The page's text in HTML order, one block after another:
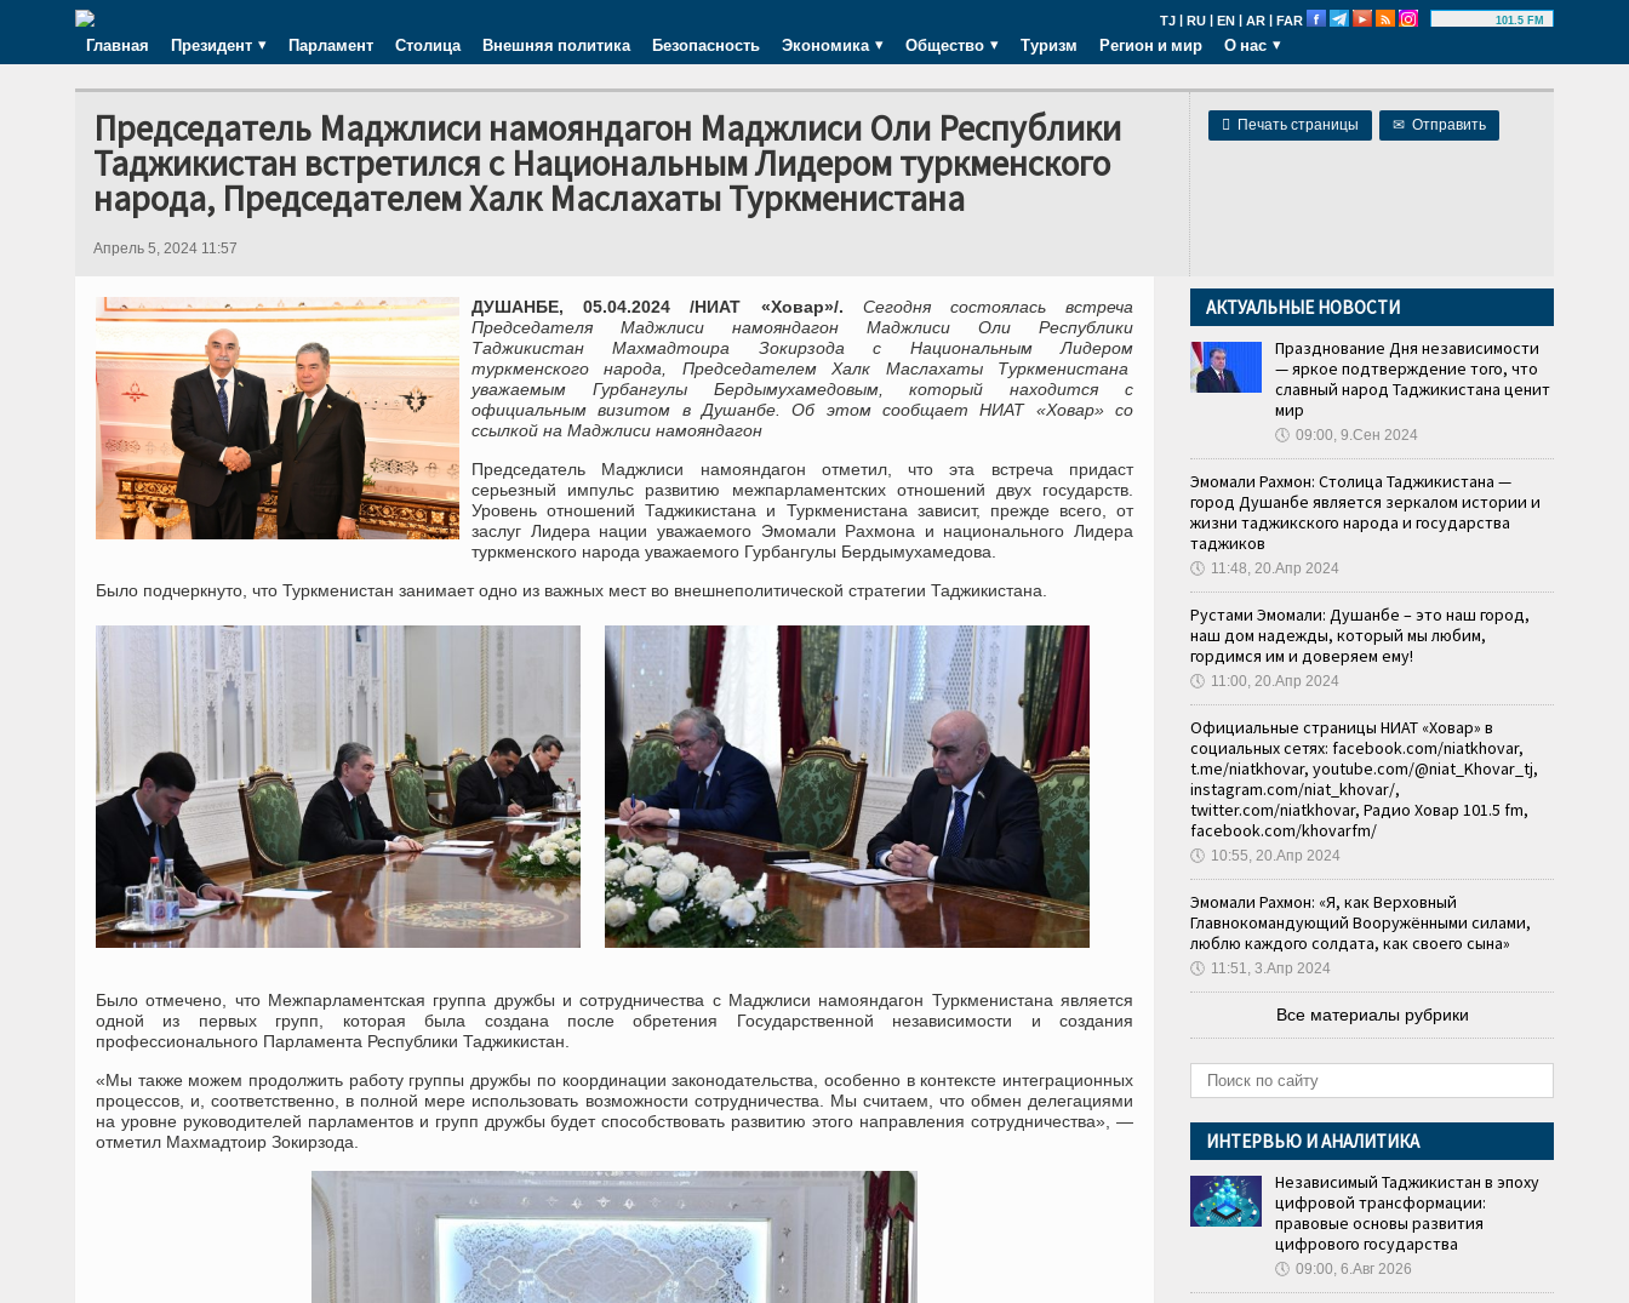
TJ | RU | EN | AR | FAR 101.5 FM
Главная Президент Парламент Столица Внешняя политика Безопасность Экономика Общество Туризм Регион и мир О нас
 Печать страницы ✉ Отправить
Председатель Маджлиси намояндагон Маджлиси Оли Республики
Таджикистан встретился с Национальным Лидером туркменского
народа, Председателем Халк Маслахаты Туркменистана
Апрель 5, 2024 11:57
ДУШАНБЕ, 05.04.2024 /НИАТ «Ховар»/.
Сегодня состоялась встреча
Председателя Маджлиси намояндагон Маджлиси Оли Республики
Таджикистан Махмадтоира Зокирзода с Национальным Лидером
туркменского народа, Председателем Халк Маслахаты Туркменистана
уважаемым Гурбангулы Бердымухамедовым, который находится с
официальным визитом в Душанбе. Об этом сообщает НИАТ «Ховар» со
ссылкой на Маджлиси намояндагон
Председатель Маджлиси намояндагон отметил, что эта встреча придаст
серьезный импульс развитию межпарламентских отношений двух государств.
Уровень отношений Таджикистана и Туркменистана зависит, прежде всего, от
заслуг Лидера нации уважаемого Эмомали Рахмона и национального Лидера
туркменского народа уважаемого Гурбангулы Бердымухамедова.
Было подчеркнуто, что Туркменистан занимает одно из важных мест во внешнеполитической стратегии Таджикистана.
Было отмечено, что Межпарламентская группа дружбы и сотрудничества с Маджлиси намояндагон Туркменистана является
одной из первых групп, которая была создана после обретения Государственной независимости и создания
профессионального Парламента Республики Таджикистан.
«Мы также можем продолжить работу группы дружбы по координации законодательства, особенно в контексте интеграционных
процессов, и, соответственно, в полной мере использовать возможности сотрудничества. Мы считаем, что обмен делегациями
на уровне руководителей парламентов и групп дружбы будет способствовать развитию этого направления сотрудничества», —
отметил Махмадтоир Зокирзода.
АКТУАЛЬНЫЕ НОВОСТИ
Празднование Дня независимости
— яркое подтверждение того, что
славный народ Таджикистана ценит
мир
🕔 09:00, 9.Сен 2024
Эмомали Рахмон: Столица Таджикистана —
город Душанбе является зеркалом истории и
жизни таджикского народа и государства
таджиков
🕔 11:48, 20.Апр 2024
Рустами Эмомали: Душанбе – это наш город,
наш дом надежды, который мы любим,
гордимся им и доверяем ему!
🕔 11:00, 20.Апр 2024
Официальные страницы НИАТ «Ховар» в
социальных сетях: facebook.com/niatkhovar,
t.me/niatkhovar, youtube.com/@niat_Khovar_tj,
instagram.com/niat_khovar/,
twitter.com/niatkhovar, Радио Ховар 101.5 fm,
facebook.com/khovarfm/
🕔 10:55, 20.Апр 2024
Эмомали Рахмон: «Я, как Верховный
Главнокомандующий Вооружёнными силами,
люблю каждого солдата, как своего сына»
🕔 11:51, 3.Апр 2024
Все материалы рубрики
ИНТЕРВЬЮ И АНАЛИТИКА
Независимый Таджикистан в эпоху
цифровой трансформации:
правовые основы развития
цифрового государства
🕔 09:00, 6.Авг 2026